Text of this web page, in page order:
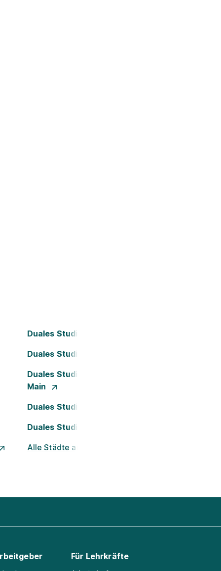
Duales Studium Bielefeld
Duales Studium Dortmund
Duales Studium Frankfurt am
Main
Duales Studium Köln
Duales Studium Nürnberg
Alle Städte ansehen
Für Lehrkräfte